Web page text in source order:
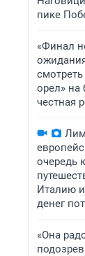
пике
«Финал
орел»
честная
очередь
Италию и
денег
«Она